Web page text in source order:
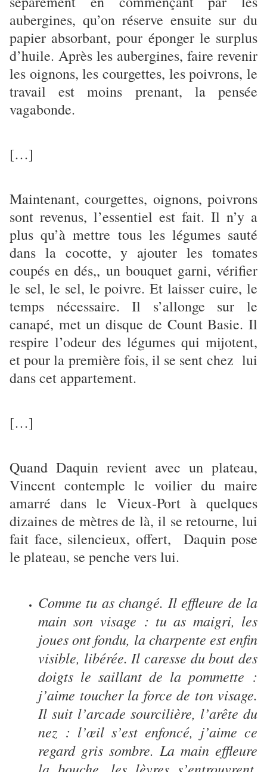
aubergines, qu’on réserve ensuite sur du
papier absorbant, pour éponger le surplus
d’huile. Après les aubergines, faire revenir
les oignons, les courgettes, les poivrons, le
travail est moins prenant, la pensée
vagabonde.
[…]
Maintenant, courgettes, oignons, poivrons
sont revenus, l’essentiel est fait. Il n’y a
plus qu’à mettre tous les légumes sauté
dans la cocotte, y ajouter les tomates
coupés en dés,, un bouquet garni, vérifier
le sel, le sel, le poivre. Et laisser cuire, le
temps nécessaire. Il s’allonge sur le
canapé, met un disque de Count Basie. Il
respire l’odeur des légumes qui mijotent,
et pour la première fois, il se sent chez lui
dans cet appartement.
[…]
Quand Daquin revient avec un plateau,
Vincent contemple le voilier du maire
amarré dans le Vieux-Port à quelques
dizaines de mètres de là, il se retourne, lui
fait face, silencieux, offert, Daquin pose
le plateau, se penche vers lui.
Comme tu as changé. Il effleure de la
main son visage : tu as maigri, les
joues ont fondu, la charpente est enfin
visible, libérée. Il caresse du bout des
doigts le saillant de la pommette :
j’aime toucher la force de ton visage.
Il suit l’arcade sourcilière, l’arête du
nez : l’œil s’est enfoncé, j’aime ce
regard gris sombre. La main effleure